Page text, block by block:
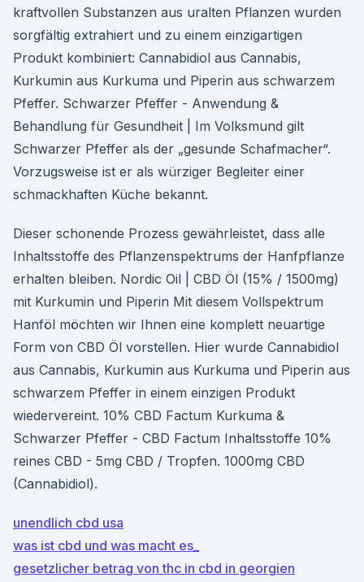
kraftvollen Substanzen aus uralten Pflanzen wurden
sorgfältig extrahiert und zu einem einzigartigen
Produkt kombiniert: Cannabidiol aus Cannabis,
Kurkumin aus Kurkuma und Piperin aus schwarzem
Pfeffer. Schwarzer Pfeffer - Anwendung &
Behandlung für Gesundheit | Im Volksmund gilt
Schwarzer Pfeffer als der „gesunde Schafmacher“.
Vorzugsweise ist er als würziger Begleiter einer
schmackhaften Küche bekannt.
Dieser schonende Prozess gewährleistet, dass alle
Inhaltsstoffe des Pflanzenspektrums der Hanfpflanze
erhalten bleiben. Nordic Oil | CBD Öl (15% / 1500mg)
mit Kurkumin und Piperin Mit diesem Vollspektrum
Hanföl möchten wir Ihnen eine komplett neuartige
Form von CBD Öl vorstellen. Hier wurde Cannabidiol
aus Cannabis, Kurkumin aus Kurkuma und Piperin aus
schwarzem Pfeffer in einem einzigen Produkt
wiedervereint. 10% CBD Factum Kurkuma &
Schwarzer Pfeffer - CBD Factum Inhaltsstoffe 10%
reines CBD - 5mg CBD / Tropfen. 1000mg CBD
(Cannabidiol).
unendlich cbd usa
was ist cbd und was macht es_
gesetzlicher betrag von thc in cbd in georgien